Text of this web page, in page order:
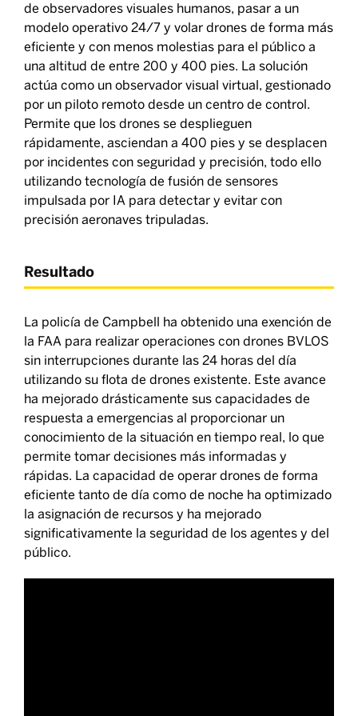
de observadores visuales humanos, pasar a un
modelo operativo 24/7 y volar drones de forma más
eficiente y con menos molestias para el público a
una altitud de entre 200 y 400 pies. La solución
actúa como un observador visual virtual, gestionado
por un piloto remoto desde un centro de control.
Permite que los drones se desplieguen
rápidamente, asciendan a 400 pies y se desplacen
por incidentes con seguridad y precisión, todo ello
utilizando tecnología de fusión de sensores
impulsada por IA para detectar y evitar con
precisión aeronaves tripuladas.
Resultado
La policía de Campbell ha obtenido una exención de
la FAA para realizar operaciones con drones BVLOS
sin interrupciones durante las 24 horas del día
utilizando su flota de drones existente. Este avance
ha mejorado drásticamente sus capacidades de
respuesta a emergencias al proporcionar un
conocimiento de la situación en tiempo real, lo que
permite tomar decisiones más informadas y
rápidas. La capacidad de operar drones de forma
eficiente tanto de día como de noche ha optimizado
la asignación de recursos y ha mejorado
significativamente la seguridad de los agentes y del
público.